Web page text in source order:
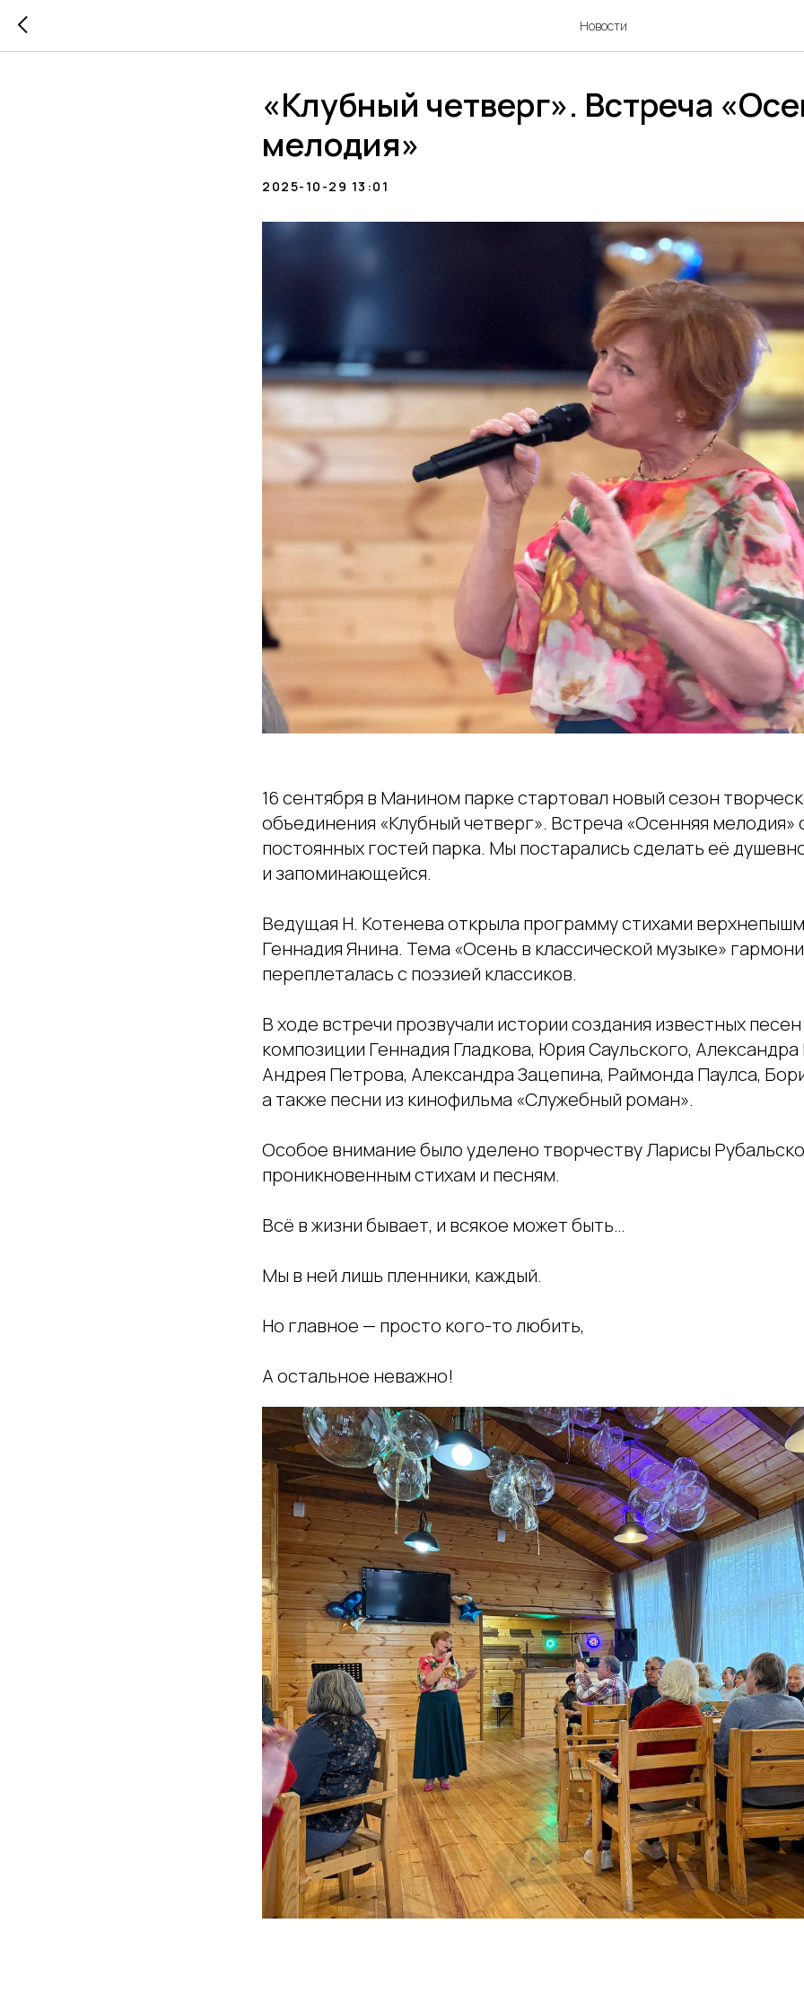
Новости
«Клубный четверг». Встреча
мелодия»
2025-10-29 13:01
16 сентября в Манином парке стартовал новый сезон
объединения «Клубный четверг». Встреча «Осенняя мелодия»
постоянных гостей парка. Мы постарались сделать её
и запоминающейся.
Ведущая Н. Котенева открыла программу стихами
Геннадия Янина. Тема «Осень в классической музыке»
переплеталась с поэзией классиков.
В ходе встречи прозвучали истории создания известных
композиции Геннадия Гладкова, Юрия Саульского,
Андрея Петрова, Александра Зацепина, Раймонда Паулса,
а также песни из кинофильма «Служебный роман».
Особое внимание было уделено творчеству Ларисы
проникновенным стихам и песням.
Всё в жизни бывает, и всякое может быть…
Мы в ней лишь пленники, каждый.
Но главное — просто кого-то любить,
А остальное неважно!